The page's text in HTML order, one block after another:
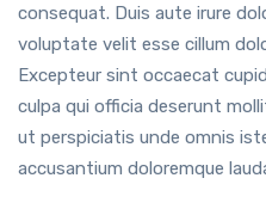
consequat. Duis aute irure
voluptate velit esse cillum
Excepteur sint occaecat
culpa qui officia deserunt
ut perspiciatis unde omnis
accusantium doloremque